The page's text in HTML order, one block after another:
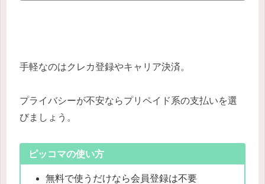
手軽なのはクレカ登録やキャリア決済。
プライバシーが不安ならプリペイド系の支払いを選
びましょう。
ピッコマの使い方
無料で使うだけなら会員登録は不要